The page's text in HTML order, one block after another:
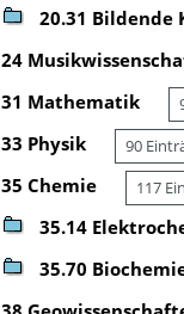
20.31 Bildende
24
31 Mathematik
33 Physik 90
35 Chemie 117
35.14
35.70